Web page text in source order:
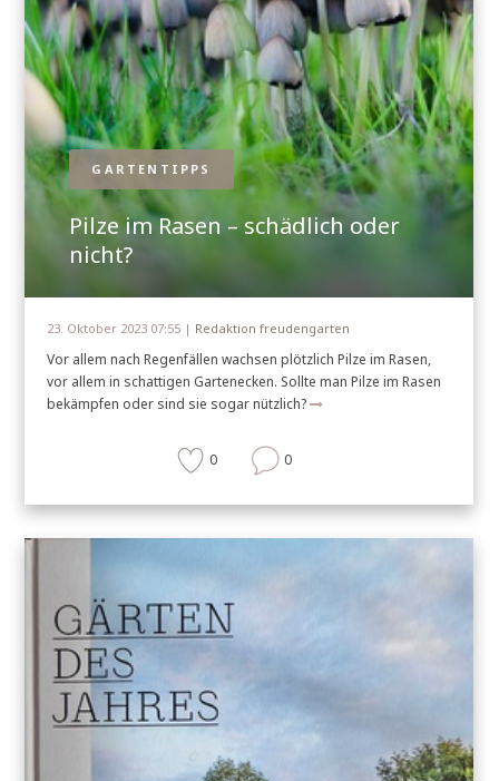
GARTENTIPPS
Pilze im Rasen – schädlich oder
nicht?
23. Oktober 2023 07:55 | Redaktion freudengarten
Vor allem nach Regenfällen wachsen plötzlich Pilze im Rasen,
vor allem in schattigen Gartenecken. Sollte man Pilze im Rasen
bekämpfen oder sind sie sogar nützlich?
0 0